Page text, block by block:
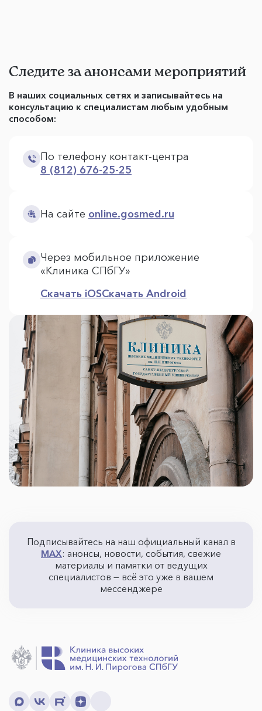
Следите за анонсами мероприятий
В наших социальных сетях и записывайтесь на
консультацию к специалистам любым удобным
способом:
По телефону контакт-центра
8 (812) 676-25-25
На сайте online.gosmed.ru
Через мобильное приложение
«Клиника СПбГУ»
Скачать iOSСкачать Android
Подписывайтесь на наш официальный канал в
MAX: анонсы, новости, события, свежие
материалы и памятки от ведущих
специалистов — всё это уже в вашем
мессенджере